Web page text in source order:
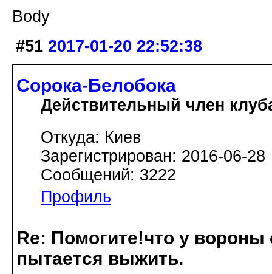
Body
#51 2017-01-20 22:52:38
Сорока-Белобока
Действительный член
Откуда: Киев
Зарегистрирован: 2016-06-28
Сообщений: 3222
Профиль
Re: Помогите!что у
пытается выжить.